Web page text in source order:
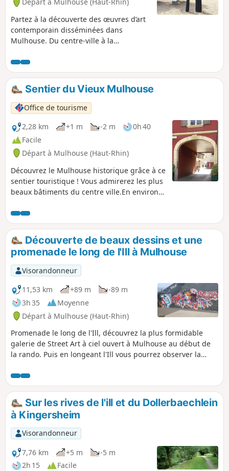
Partez à la découverte des œuvres d’art
contemporain disséminées dans
Mulhouse. Du centre-ville à la
Nouveau Bassin, où sculptures et
installations dialoguent avec l’eau et les
arbres. En quelques pas, laissez-vous
guider par des créations
emblématiques qui révèlent l’esprit
audacieux de la ville.
Sentier du Vieux Mulhouse
Office de tourisme
2,28 km
+1 m -2 m
0h 40
Facile
Départ à Mulhouse (Haut-Rhin)
Découvrez le Mulhouse historique grâce à ce
sentier touristique ! Vous admirerez les plus
beaux bâtiments du centre ville.En environ
médiévales observant les maisons ayant
marqué l'histoire de la ville...
Découverte de beaux dessins et une
promenade le long de l'Ill à Mulhouse
Visorandonneur
11,53 km
+89 m
-89 m
3h 35
Moyenne
Départ à Mulhouse (Haut-Rhin)
Promenade le long de l'Ill, découvrez la plus formidable
galerie de Street Art à ciel ouvert à Mulhouse au début de
la rando. Puis en longeant l'Ill vous pourrez observer la
et Mulhouse avant de profiter d'un calme absolu à la
Chapelle Saint-Gall.
Sur les rives de l'ill et du Dollerbaechlein
à Kingersheim
Visorandonneur
7,76 km
+5 m
-5 m
2h 15
Facile